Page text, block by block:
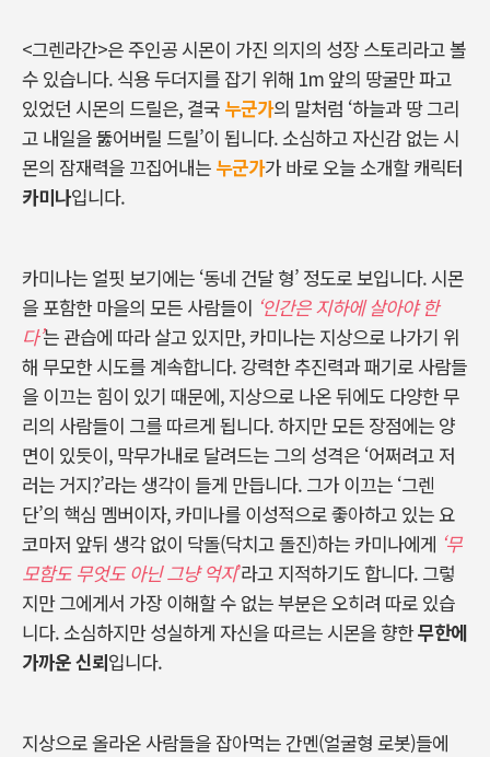
<그렌라간>은 주인공 시몬이 가진 의지의 성장 스토리라고 볼
수 있습니다. 식용 두더지를 잡기 위해 1m 앞의 땅굴만 파고
있었던 시몬의 드릴은, 결국 누군가의 말처럼 ‘하늘과 땅 그리
고 내일을 뚫어버릴 드릴’이 됩니다.소심하고 자신감 없는 시
몬의 잠재력을 끄집어내는 누군가가 바로 오늘 소개할 캐릭터
카미나입니다.
카미나는 얼핏 보기에는 ‘동네 건달 형’ 정도로 보입니다. 시몬
을 포함한 마을의 모든 사람들이 ‘인간은 지하에 살아야 한
다’는 관습에 따라 살고 있지만, 카미나는 지상으로 나가기 위
해 무모한 시도를 계속합니다. 강력한 추진력과 패기로 사람들
을 이끄는 힘이 있기 때문에, 지상으로 나온 뒤에도 다양한 무
리의 사람들이 그를 따르게 됩니다.하지만 모든 장점에는 양
면이 있듯이, 막무가내로 달려드는 그의 성격은 ‘어쩌려고 저
러는 거지?’라는 생각이 들게 만듭니다. 그가 이끄는 ‘그렌
단’의 핵심 멤버이자, 카미나를 이성적으로 좋아하고 있는 요
코마저 앞뒤 생각 없이 닥돌(닥치고 돌진)하는 카미나에게 ‘무
모함도 무엇도 아닌 그냥 억지’라고 지적하기도 합니다. 그렇
지만 그에게서 가장 이해할 수 없는 부분은 오히려 따로 있습
니다.소심하지만 성실하게 자신을 따르는 시몬을 향한무한에
가까운 신뢰입니다.
지상으로 올라온 사람들을 잡아먹는 간멘(얼굴형 로봇)들에